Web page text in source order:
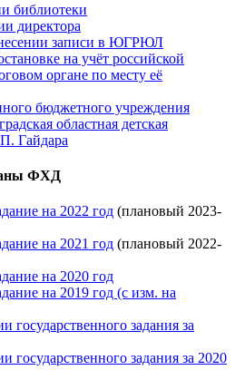
библиотеки
директора
записи в ЮГРЮЛ
на учёт российской
органе по месту её
бюджетного учреждения
областная детская
Гайдара
ФХД
на 2022 год (плановый 2023-
на 2021 год (плановый 2022-
на 2020 год
на 2019 год (с изм. на
государственного задания за
государственного задания за 2020